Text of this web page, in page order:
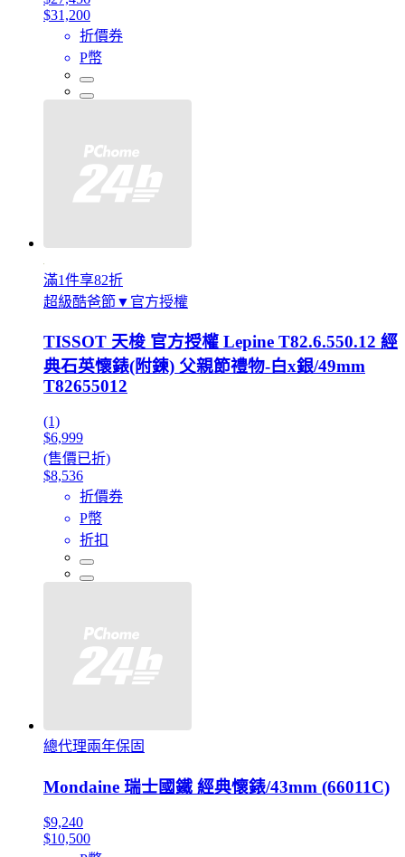
$31,200
折價券
P幣
滿1件享82折
超級酷爸節▼官方授權
TISSOT 天梭 官方授權 Lepine T82.6.550.12 經
典石英懷錶(附鍊) 父親節禮物-白x銀/49mm
T82655012
(1)
$6,999
(售價已折)
$8,536
折價券
P幣
折扣
總代理兩年保固
Mondaine 瑞士國鐵 經典懷錶/43mm (66011C)
$9,240
$10,500